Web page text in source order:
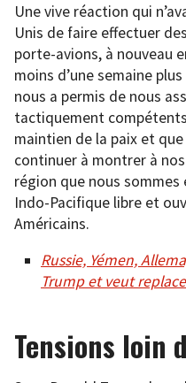
Une vive réaction qui
Unis de faire effectuer
porte-avions, à nouveau
moins d’une semaine
nous a permis de nous
tactiquement
maintien de la paix et
continuer à montrer à
région que nous
Indo-Pacifique libre et
Américains.
Russie, Yémen,
Trump et veut
Tensions loin